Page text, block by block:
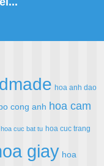
hoa anh dao
cong anh hoa cam
hoa cuc bat tu hoa cuc trang
giay hoa